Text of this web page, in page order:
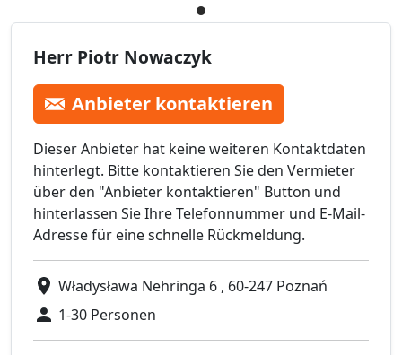
Herr Piotr Nowaczyk
Anbieter kontaktieren
Dieser Anbieter hat keine weiteren Kontaktdaten
hinterlegt. Bitte kontaktieren Sie den Vermieter
über den "Anbieter kontaktieren" Button und
hinterlassen Sie Ihre Telefonnummer und E-Mail-
Adresse für eine schnelle Rückmeldung.
Władysława Nehringa 6 , 60-247 Poznań
1-30 Personen